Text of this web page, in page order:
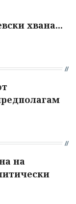
хвана...
на